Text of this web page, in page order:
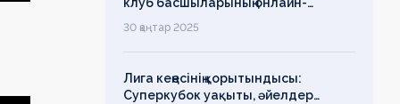
клуб басшыларының онлайн-
конференциясының қорытындысы
бойынша баспасөз-релизі
30 қаңтар 2025
Лига кеңесінің қорытындысы:
Суперкубок уақыты, әйелдер